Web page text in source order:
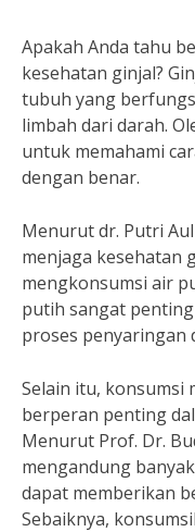
Apakah Anda tahu
kesehatan ginjal?
tubuh yang
limbah dari darah.
untuk memahami
dengan benar.
Menurut dr. Putri
menjaga kesehatan
mengkonsumsi air
putih sangat
proses penyaringan
Selain itu, konsumsi
berperan penting
Menurut Prof. Dr.
mengandung
dapat memberikan
Sebaiknya,